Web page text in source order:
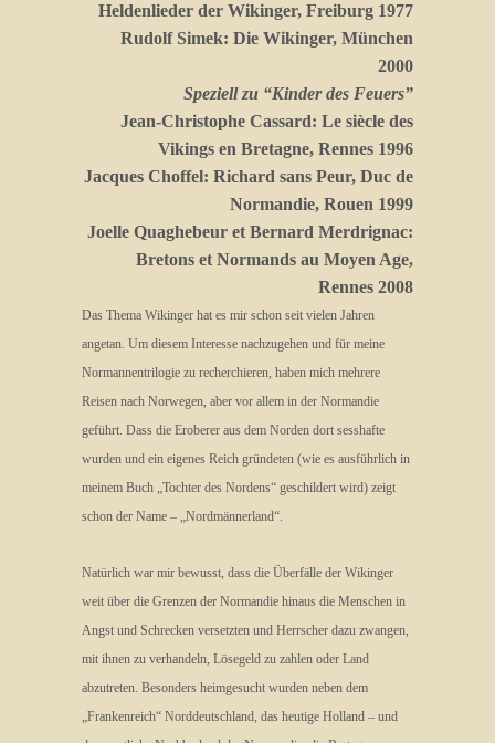
Heldenlieder der Wikinger, Freiburg 1977
Rudolf Simek: Die Wikinger, München
2000
Speziell zu “Kinder des Feuers”
Jean-Christophe Cassard: Le siècle des
Vikings en Bretagne, Rennes 1996
Jacques Choffel: Richard sans Peur, Duc de
Normandie, Rouen 1999
Joelle Quaghebeur et Bernard Merdrignac:
Bretons et Normands au Moyen Age,
Rennes 2008
Das Thema Wikinger hat es mir schon seit vielen Jahren
angetan. Um diesem Interesse nachzugehen und für meine
Normannentrilogie zu recherchieren, haben mich mehrere
Reisen nach Norwegen, aber vor allem in der Normandie
geführt. Dass die Eroberer aus dem Norden dort sesshafte
wurden und ein eigenes Reich gründeten (wie es ausführlich in
meinem Buch „Tochter des Nordens“ geschildert wird) zeigt
schon der Name – „Nordmännerland“.
Natürlich war mir bewusst, dass die Überfälle der Wikinger
weit über die Grenzen der Normandie hinaus die Menschen in
Angst und Schrecken versetzten und Herrscher dazu zwangen,
mit ihnen zu verhandeln, Lösegeld zu zahlen oder Land
abzutreten. Besonders heimgesucht wurden neben dem
„Frankenreich“ Norddeutschland, das heutige Holland – und